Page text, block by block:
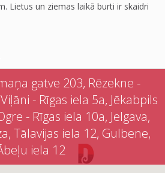
Lietus un ziemas laikā burti ir skaidri
gatve 203, Rēzekne -
- Rīgas iela 5a, Jēkabpils
- Rīgas iela 10a, Jelgava,
Tālavijas iela 12, Gulbene,
iela 12